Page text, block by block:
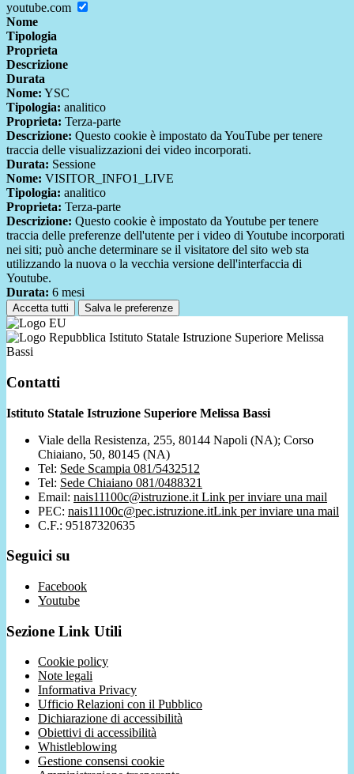
youtube.com
Nome
Tipologia
Proprieta
Descrizione
Durata
Nome: YSC
Tipologia: analitico
Proprieta: Terza-parte
Descrizione: Questo cookie è impostato da YouTube per tenere
traccia delle visualizzazioni dei video incorporati.
Durata: Sessione
Nome: VISITOR_INFO1_LIVE
Tipologia: analitico
Proprieta: Terza-parte
Descrizione: Questo cookie è impostato da Youtube per tenere
traccia delle preferenze dell'utente per i video di Youtube incorporati
nei siti; può anche determinare se il visitatore del sito web sta
utilizzando la nuova o la vecchia versione dell'interfaccia di
Youtube.
Durata: 6 mesi
Accetta tutti Salva le preferenze
Istituto Statale Istruzione Superiore Melissa
Bassi
Contatti
Istituto Statale Istruzione Superiore Melissa Bassi
Viale della Resistenza, 255, 80144 Napoli (NA); Corso
Chiaiano, 50, 80145 (NA)
Tel: Sede Scampia 081/5432512
Tel: Sede Chiaiano 081/0488321
Email: nais11100c@istruzione.it Link per inviare una mail
PEC: nais11100c@pec.istruzione.itLink per inviare una mail
C.F.: 95187320635
Seguici su
Facebook
Youtube
Sezione Link Utili
Cookie policy
Note legali
Informativa Privacy
Ufficio Relazioni con il Pubblico
Dichiarazione di accessibilità
Obiettivi di accessibilità
Whistleblowing
Gestione consensi cookie